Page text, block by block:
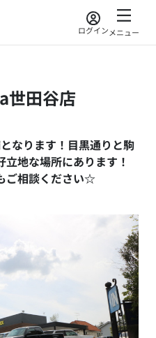
ログインメニュー
世田谷店
なります！目黒通りと駒
地な場所にあります！
ご相談ください☆